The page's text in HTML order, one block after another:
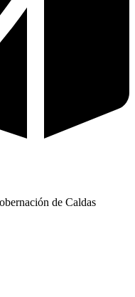
de Caldas